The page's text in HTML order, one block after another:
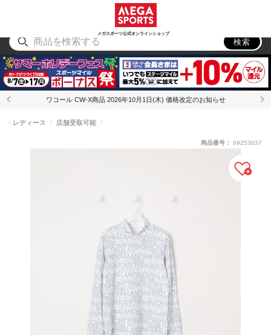
メガスポーツ公式オンラインショップ
アウトドア
検索
ワコール CW-X商品 2026年10月1日(木) 価格改定のお知らせ
レディース 店舗受取可能
商品番号： 69253037